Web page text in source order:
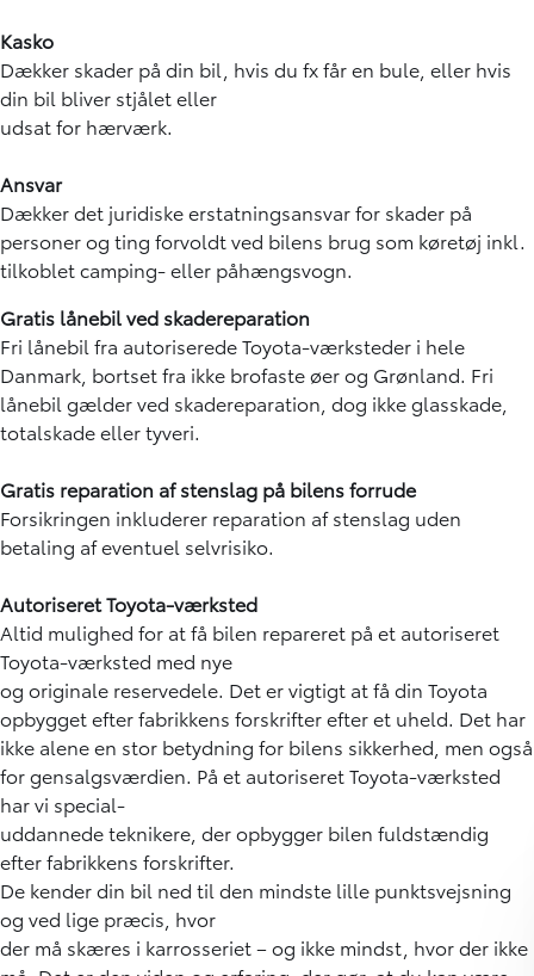
Kasko
Dækker skader på din bil, hvis du fx får en bule, eller hvis
din bil bliver stjålet eller
udsat for hærværk.
Ansvar
Dækker det juridiske erstatningsansvar for skader på
personer og ting forvoldt ved bilens brug som køretøj inkl.
tilkoblet camping- eller påhængsvogn.
Gratis lånebil ved skadereparation
Fri lånebil fra autoriserede Toyota-værksteder i hele
Danmark, bortset fra ikke brofaste øer og Grønland. Fri
lånebil gælder ved skadereparation, dog ikke glasskade,
totalskade eller tyveri.
Gratis reparation af stenslag på bilens forrude
Forsikringen inkluderer reparation af stenslag uden
betaling af eventuel selvrisiko.
Autoriseret Toyota-værksted
Altid mulighed for at få bilen repareret på et autoriseret
Toyota-værksted med nye
og originale reservedele. Det er vigtigt at få din Toyota
opbygget efter fabrikkens forskrifter efter et uheld. Det har
ikke alene en stor betydning for bilens sikkerhed, men også
for gensalgsværdien. På et autoriseret Toyota-værksted
har vi special-
uddannede teknikere, der opbygger bilen fuldstændig
efter fabrikkens forskrifter.
De kender din bil ned til den mindste lille punktsvejsning
og ved lige præcis, hvor
der må skæres i karrosseriet – og ikke mindst, hvor der ikke